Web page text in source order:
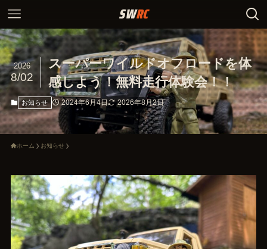
スーパーワイルドオフロードを体
感しよう！無料走行体験会！！
2026
8/02
お知らせ 2024年6月4日 2026年8月2日
ホーム お知らせ